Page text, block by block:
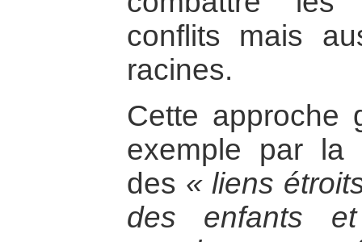
conflits mais
racines.
Cette approche
exemple par la
des « liens
des enfants